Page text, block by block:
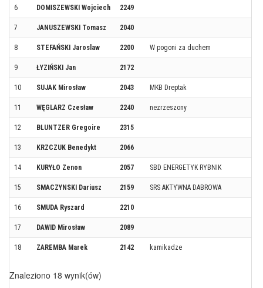
6 DOMISZEWSKI Wojciech 2249
7 JANUSZEWSKI Tomasz 2040
8 STEFAŃSKI Jaroslaw 2200 W pogoni za duchem
9 ŁYZIŃSKI Jan 2172
10 SUJAK Mirosław 2043 MKB Dreptak
11 WĘGLARZ Czesław 2240 nezrzeszony
12 BLUNTZER Gregoire 2315
13 KRZCZUK Benedykt 2066
14 KURYŁO Zenon 2057 SBD ENERGETYK RYBNIK
15 SMACZYNSKI Dariusz 2159 SRS AKTYWNA DABROWA
16 SMUDA Ryszard 2210
17 DAWID Mirosław 2089
18 ZAREMBA Marek 2142 kamikadze
Znaleziono 18 wynik(ów)